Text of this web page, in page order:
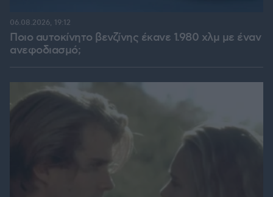
Ποιο αυτοκίνητο βενζίνης έκανε 1.980 χλμ με έναν
ανεφοδιασμό;
06.08.2026, 19:12